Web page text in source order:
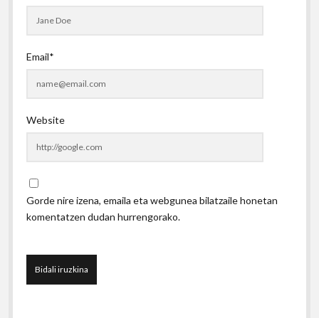
Email*
Website
Gorde nire izena, emaila eta webgunea bilatzaile honetan
komentatzen dudan hurrengorako.